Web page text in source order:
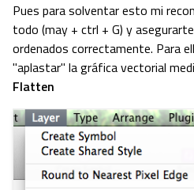
Pues para solventar esto mi
todo (may + ctrl + G) y
ordenados correctamente. Para
"aplastar" la gráfica vectorial
Flatten